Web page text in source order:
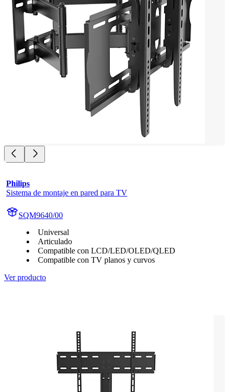
Philips
Sistema de montaje en pared para TV
SQM9640/00
Universal
Articulado
Compatible con LCD/LED/OLED/QLED
Compatible con TV planos y curvos
Ver producto